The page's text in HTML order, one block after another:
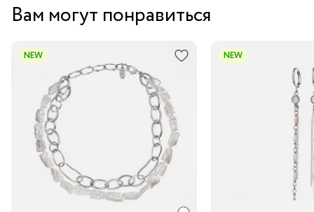
Вам могут понравиться
NEW NEW